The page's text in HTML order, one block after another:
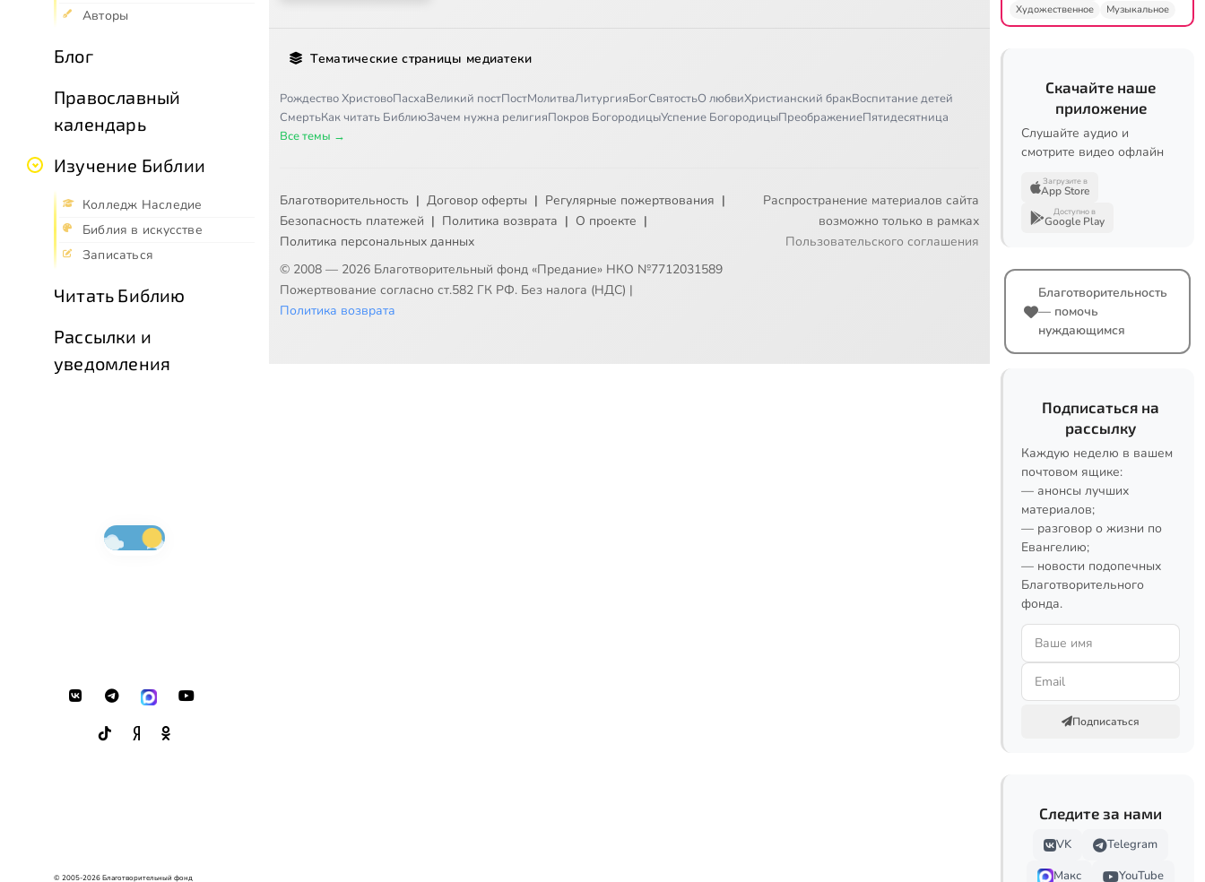
Авторы
Блог
Православный
календарь
Изучение Библии
Колледж Наследие
Библия в искусстве
Записаться
Читать Библию
Рассылки и
уведомления
© 2005-2026 Благотворительный фонд
Тематические страницы медиатеки
Рождество ХристовоПасхаВеликий постПостМолитваЛитургияБогСвятостьО любвиХристианский бракВоспитание детей
СмертьКак читать БиблиюЗачем нужна религияПокров БогородицыУспение БогородицыПреображениеПятидесятница
Все темы →
Благотворительность | Договор оферты | Регулярные пожертвования |
Безопасность платежей | Политика возврата | О проекте |
Политика персональных данных
© 2008 — 2026 Благотворительный фонд «Предание» НКО №7712031589
Пожертвование согласно ст.582 ГК РФ. Без налога (НДС) |
Политика возврата
Распространение материалов сайта
возможно только в рамках
Пользовательского соглашения
Художественное
Музыкальное
Скачайте наше
приложение
Слушайте аудио и
смотрите видео офлайн
Загрузите в
App Store
Доступно в
Google Play
Благотворительность
— помочь
нуждающимся
Подписаться на
рассылку
Каждую неделю в вашем
почтовом ящике:
— анонсы лучших
материалов;
— разговор о жизни по
Евангелию;
— новости подопечных
Благотворительного
фонда.
Подписаться
Следите за нами
VK
Telegram
Макс
YouTube